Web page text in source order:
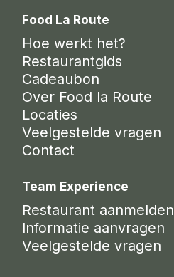
Food La Route
Hoe werkt het?
Restaurantgids
Cadeaubon
Over Food la Route
Locaties
Veelgestelde vragen
Contact
Team Experience
Restaurant aanmelden
Informatie aanvragen
Veelgestelde vragen